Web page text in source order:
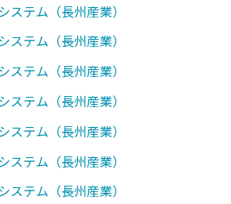
ステム（長州産業）
ステム（長州産業）
ステム（長州産業）
ステム（長州産業）
ステム（長州産業）
ステム（長州産業）
ステム（長州産業）